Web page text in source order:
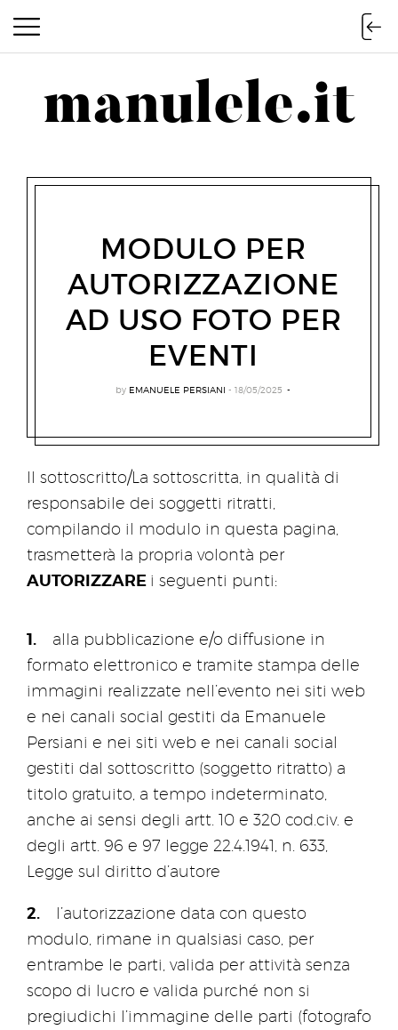
manulele.it
manulele.it
MODULO PER
AUTORIZZAZIONE
AD USO FOTO PER
EVENTI
by EMANUELE PERSIANI 18/05/2025
Il sottoscritto/La sottoscritta, in qualità di
responsabile dei soggetti ritratti,
compilando il modulo in questa pagina,
trasmetterà la propria volontà per
AUTORIZZARE i seguenti punti:
alla pubblicazione e/o diffusione in
formato elettronico e tramite stampa delle
immagini realizzate nell’evento nei siti web
e nei canali social gestiti da Emanuele
Persiani e nei siti web e nei canali social
gestiti dal sottoscritto (soggetto ritratto) a
titolo gratuito, a tempo indeterminato,
anche ai sensi degli artt. 10 e 320 cod.civ. e
degli artt. 96 e 97 legge 22.4.1941, n. 633,
Legge sul diritto d’autore
l’autorizzazione data con questo
modulo, rimane in qualsiasi caso, per
entrambe le parti, valida per attività senza
scopo di lucro e valida purché non si
pregiudichi l’immagine delle parti (fotografo